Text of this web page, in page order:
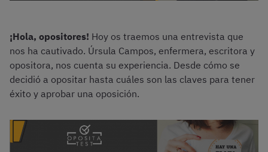
¡Hola, opositores! Hoy os traemos una entrevista que
nos ha cautivado. Úrsula Campos, enfermera, escritora y
opositora, nos cuenta su experiencia. Desde cómo se
decidió a opositar hasta cuáles son las claves para tener
éxito y aprobar una oposición.